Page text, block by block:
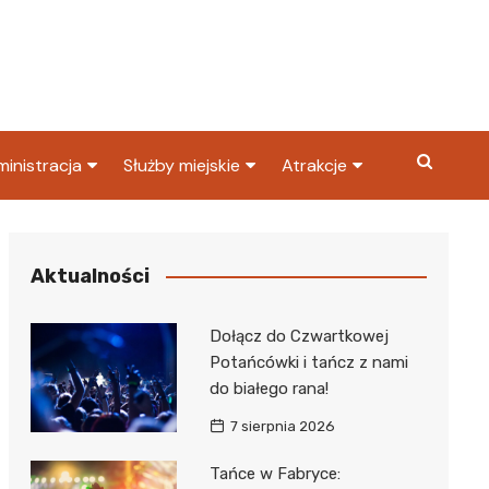
Skarbowy
Służby miejskie
Policja
Atrakcje
Aktualności
Dołącz do Czwartkowej
Potańcówki i tańcz z nami
do białego rana!
7 sierpnia 2026
Tańce w Fabryce: